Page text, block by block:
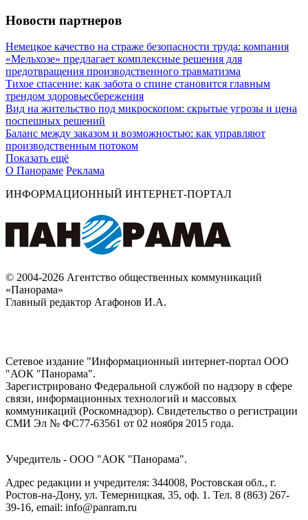
Новости партнеров
Немецкое качество на страже безопасности труда: компания
«Мельхозе» предлагает комплексные решения для
предотвращения производственного травматизма
Тихое спасение: как забота о спине становится главным
трендом здоровьесбережения
Вид на жительство под микроскопом: скрытые угрозы и цена
поспешных решений
Баланс между заказом и возможностью: как управляют
производственным потоком
Показать ещё
О Панораме Реклама
ИНФОРМАЦИОННЫЙ ИНТЕРНЕТ-ПОРТАЛ
© 2004-2026 Агентство общественных коммуникаций
«Панорама»
Главный редактор Агафонов И.А.
Сетевое издание "Информационный интернет-портал ООО
"АОК "Панорама".
Зарегистрировано Федеральной службой по надзору в сфере
связи, информационных технологий и массовых
коммуникаций (Роскомнадзор). Cвидетельство о регистрации
СМИ Эл № ФС77-63561 от 02 ноября 2015 года.
Учредитель - ООО "АОК "Панорама".
Адрес редакции и учредителя: 344008, Ростовская обл., г.
Ростов-на-Дону, ул. Темерницкая, 35, оф. 1. Тел. 8 (863) 267-
39-16, email: info@panram.ru